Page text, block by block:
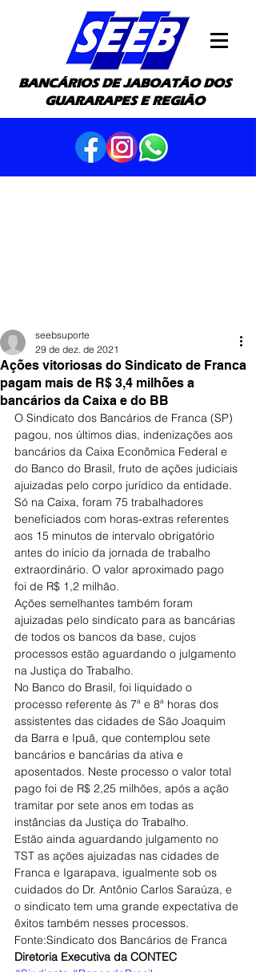
BANCÁRIOS DE JABOATÃO DOS
GUARARAPES E REGIÃO
Ações vitoriosas do Sindicato de Franca
pagam mais de R$ 3,4 milhões a
bancários da Caixa e do BB
seebsuporte
29 de dez. de 2021
O Sindicato dos Bancários de Franca (SP)
pagou, nos últimos dias, indenizações aos
bancários da Caixa Econômica Federal e
do Banco do Brasil, fruto de ações judiciais
ajuizadas pelo corpo jurídico da entidade.
Só na Caixa, foram 75 trabalhadores
beneficiados com horas-extras referentes
aos 15 minutos de intervalo obrigatório
antes do início da jornada de trabalho
extraordinário. O valor aproximado pago
foi de R$ 1,2 milhão.
Ações semelhantes também foram
ajuizadas pelo sindicato para as bancárias
de todos os bancos da base, cujos
processos estão aguardando o julgamento
na Justiça do Trabalho.
No Banco do Brasil, foi liquidado o
processo referente às 7ª e 8ª horas dos
assistentes das cidades de São Joaquim
da Barra e Ipuã, que contemplou sete
bancários e bancárias da ativa e
aposentados. Neste processo o valor total
pago foi de R$ 2,25 milhões, após a ação
tramitar por sete anos em todas as
instâncias da Justiça do Trabalho.
Estão ainda aguardando julgamento no
TST as ações ajuizadas nas cidades de
Franca e Igarapava, igualmente sob os
cuidados do Dr. Antônio Carlos Saraúza, e
o sindicato tem uma grande expectativa de
êxitos também nesses processos.
Fonte:Sindicato dos Bancários de Franca
Diretoria Executiva da CONTEC